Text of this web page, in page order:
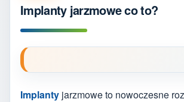
Implanty jarzmowe co to?
Implanty jarzmowe to nowoczesne